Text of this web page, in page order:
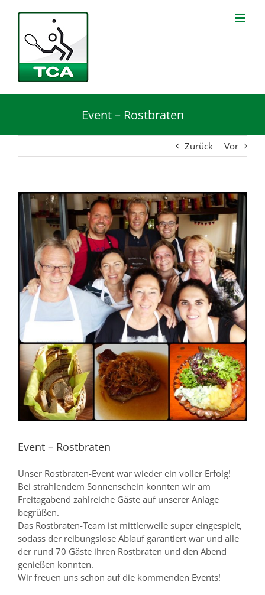
springen
Event – Rostbraten
Zurück Vor
Zeige
grösseres
Bild
Event – Rostbraten
Unser Rostbraten-Event war wieder ein voller Erfolg!
Bei strahlendem Sonnenschein konnten wir am
Freitagabend zahlreiche Gäste auf unserer Anlage
begrüßen.
Das Rostbraten-Team ist mittlerweile super eingespielt,
sodass der reibungslose Ablauf garantiert war und alle
der rund 70 Gäste ihren Rostbraten und den Abend
genießen konnten.
Wir freuen uns schon auf die kommenden Events!